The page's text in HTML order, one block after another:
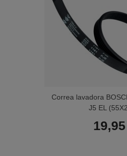
Correa lavadora
J5 EL